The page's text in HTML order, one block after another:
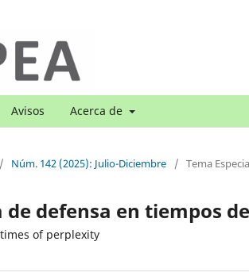
Avisos Acerca de
/ Núm. 142 (2025): Julio-Diciembre / Tema
de defensa en tiempos
of perplexity